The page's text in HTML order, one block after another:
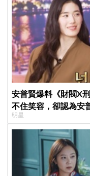
安普賢爆料《財閥X
不住笑容，卻認為安
明星